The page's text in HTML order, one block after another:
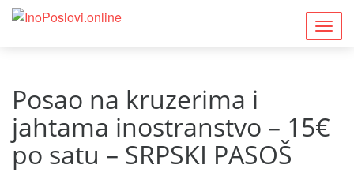
Posao na kruzerima i
jahtama inostranstvo – 15€
po satu – SRPSKI PASOŠ